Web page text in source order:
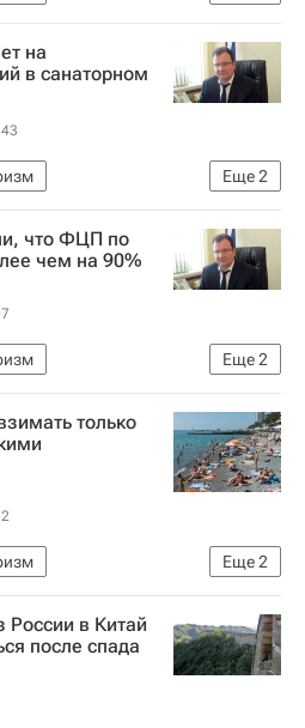
туризму (Ростуризм)
на
в санаторном
Еще2
туризму (Ростуризм)
что ФЦП по
чем на 90%
Еще2
туризму (Ростуризм)
только
Еще2
России в Китай
после спада